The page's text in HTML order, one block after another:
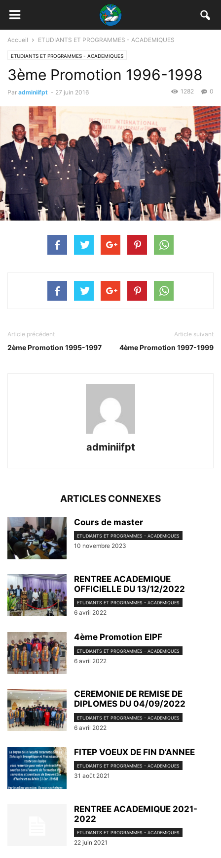
Accueil ETUDIANTS ET PROGRAMMES - ACADEMIQUES
ETUDIANTS ET PROGRAMMES - ACADEMIQUES
3ème Promotion 1996-1998
Par adminiifpt - 27 juin 2016 0
1282
Article précédent
2ème Promotion 1995-1997
Article suivant
4ème Promotion 1997-1999
adminiifpt
ARTICLES CONNEXES
Cours de master
ETUDIANTS ET PROGRAMMES - ACADEMIQUES
10 novembre 2023
RENTREE ACADEMIQUE
OFFICIELLE DU 13/12/2022
ETUDIANTS ET PROGRAMMES - ACADEMIQUES
6 avril 2022
4ème Promotion EIPF
ETUDIANTS ET PROGRAMMES - ACADEMIQUES
6 avril 2022
CEREMONIE DE REMISE DE
DIPLOMES DU 04/09/2022
ETUDIANTS ET PROGRAMMES - ACADEMIQUES
6 avril 2022
FITEP VOEUX DE FIN D’ANNEE
ETUDIANTS ET PROGRAMMES - ACADEMIQUES
31 août 2021
RENTREE ACADEMIQUE 2021-
2022
ETUDIANTS ET PROGRAMMES - ACADEMIQUES
22 juin 2021